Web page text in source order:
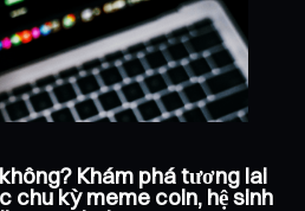
Khám phá tương lai
chu kỳ meme coin, hệ sinh